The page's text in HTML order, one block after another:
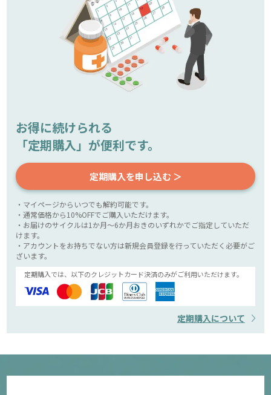
お得に続けられる
「定期購入」が便利です。
定期購入を申し込む ＞
・マイページからいつでも解約可能です。
・通常価格から10%OFFでご購入いただけます。
・お届けのサイクルは1か月～6か月おきのいずれかでご指定していただ
けます。
・アカウントをお持ちでない方は新規会員登録を行っていただく必要がご
ざいます。
定期購入では、以下のクレジットカード決済のみがご利用いただけます。
定期購入について